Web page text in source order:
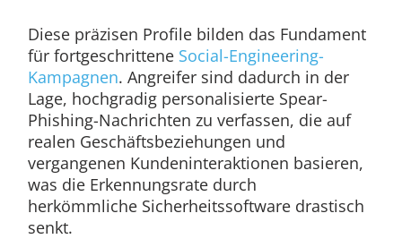
Diese präzisen Profile bilden das Fundament
für fortgeschrittene Social-Engineering-
Kampagnen. Angreifer sind dadurch in der
Lage, hochgradig personalisierte Spear-
Phishing-Nachrichten zu verfassen, die auf
realen Geschäftsbeziehungen und
vergangenen Kundeninteraktionen basieren,
was die Erkennungsrate durch
herkömmliche Sicherheitssoftware drastisch
senkt.